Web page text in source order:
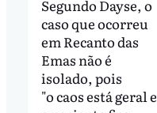
Segundo Dayse, o
caso que ocorreu
em Recanto das
Emas não é
isolado, pois
"o caos está geral e